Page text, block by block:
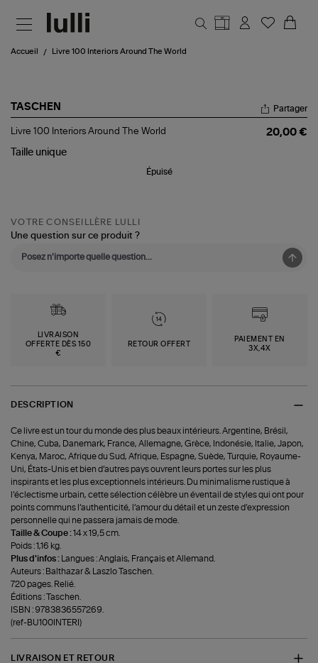
Accueil Livre 100 Interiors Around The World
TASCHEN
Livre
Interiors
Partager
Livre 100 Interiors Around The World
20,00 €
Taille unique
Épuisé
VOTRE CONSEILLÈRE LULLI
Une question sur ce produit ?
LIVRAISON
OFFERTE DÈS 150
€
RETOUR OFFERT
PAIEMENT EN
3X,4X
DESCRIPTION
Ce livre est un tour du monde des plus beaux intérieurs. Argentine, Brésil,
Chine, Cuba, Danemark, France, Allemagne, Grèce, Indonésie, Italie, Japon,
Kenya, Maroc, Afrique du Sud, Afrique, Espagne, Suède, Turquie, Royaume-
Uni, États-Unis et bien d’autres pays ouvrent leurs portes sur les plus
inspirants et les plus exceptionnels intérieurs. Du minimalisme rustique à
l’éclectisme urbain, cette sélection célèbre un éventail de styles qui ont pour
points communs l’authenticité, l’amour du détail et un zeste d’expression
personnelle qui ne passera jamais de mode.
Taille & Coupe :14 x 19,5 cm.
Poids : 1,16 kg.
Plus d'infos :
Langues : Anglais, Français et Allemand.
Auteurs : Balthazar & Laszlo Taschen.
720 pages. Relié.
Éditions : Taschen.
ISBN : 9783836557269.
(ref-BU100INTERI)
LIVRAISON ET RETOUR